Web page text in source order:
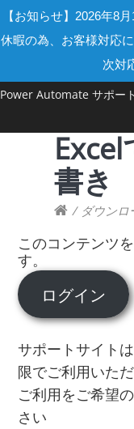
【お知らせ】2026年8
休暇の為、お客様対応
次対
Power Automate サポート
書き
/ ダウンロ
このコンテンツ
す。
ログイン
サポートサイト
限でご利用いただ
ご利用をご希望
さい